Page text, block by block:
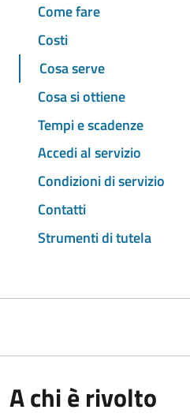
Come fare
Costi
Cosa serve
Cosa si ottiene
Tempi e scadenze
Accedi al servizio
Condizioni di servizio
Contatti
Strumenti di tutela
A chi è rivolto